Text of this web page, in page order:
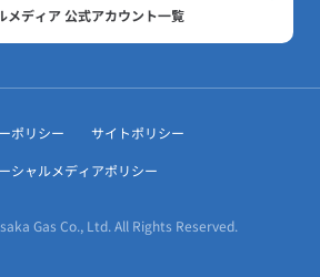
メディア 公式アカウント一覧
ポリシー
サイトポリシー
シャルメディアポリシー
Gas Co., Ltd. All Rights Reserved.